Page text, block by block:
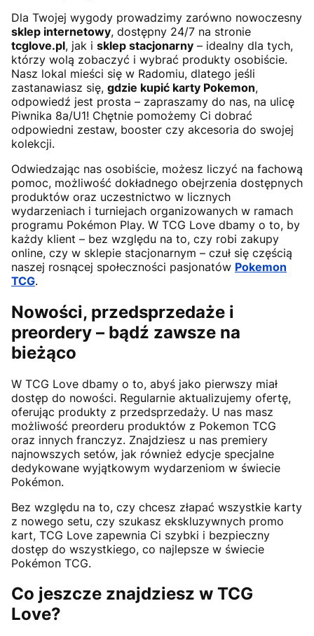
Dla Twojej wygody prowadzimy zarówno nowoczesny
sklep internetowy, dostępny 24/7 na stronie
tcglove.pl, jak i sklep stacjonarny – idealny dla tych,
którzy wolą zobaczyć i wybrać produkty osobiście.
Nasz lokal mieści się w Radomiu, dlatego jeśli
zastanawiasz się, gdzie kupić karty Pokemon,
odpowiedź jest prosta – zapraszamy do nas, na ulicę
Piwnika 8a/U1! Chętnie pomożemy Ci dobrać
odpowiedni zestaw, booster czy akcesoria do swojej
kolekcji.
Odwiedzając nas osobiście, możesz liczyć na fachową
pomoc, możliwość dokładnego obejrzenia dostępnych
produktów oraz uczestnictwo w licznych
wydarzeniach i turniejach organizowanych w ramach
programu Pokémon Play. W TCG Love dbamy o to, by
każdy klient – bez względu na to, czy robi zakupy
online, czy w sklepie stacjonarnym – czuł się częścią
naszej rosnącej społeczności pasjonatów Pokemon
TCG.
Nowości, przedsprzedaże i
preordery – bądź zawsze na
bieżąco
W TCG Love dbamy o to, abyś jako pierwszy miał
dostęp do nowości. Regularnie aktualizujemy ofertę,
oferując produkty z przedsprzedaży. U nas masz
możliwość preorderu produktów z Pokemon TCG
oraz innych franczyz. Znajdziesz u nas premiery
najnowszych setów, jak również edycje specjalne
dedykowane wyjątkowym wydarzeniom w świecie
Pokémon.
Bez względu na to, czy chcesz złapać wszystkie karty
z nowego setu, czy szukasz ekskluzywnych promo
kart, TCG Love zapewnia Ci szybki i bezpieczny
dostęp do wszystkiego, co najlepsze w świecie
Pokémon TCG.
Co jeszcze znajdziesz w TCG
Love?